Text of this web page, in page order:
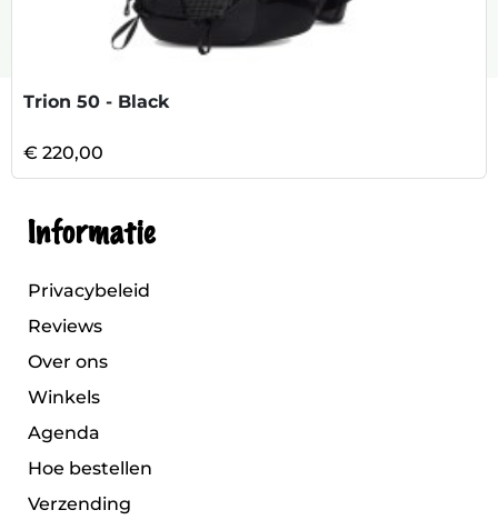
Trion 50 - Black
€ 220,00
Informatie
Privacybeleid
Reviews
Over ons
Winkels
Agenda
Hoe bestellen
Verzending